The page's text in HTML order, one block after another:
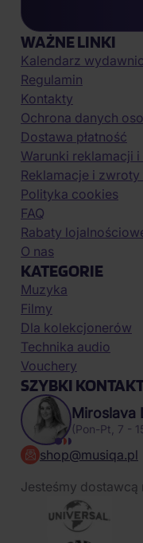
WAŻNE LINKI
Kalendarz
Regulamin
Kontakty
Ochrona danych
Dostawa płatność
Warunki reklamacji
Reklamacje i
Polityka cookies
FAQ
Rabaty
O nas
KATEGORIE
Muzyka
Filmy
Dla kolekcjonerów
Technika audio
Vouchery
SZYBKI
Miroslava
(Pon-Pt, 7 -
shop@musiqa.pl
Jesteśmy dostawcą